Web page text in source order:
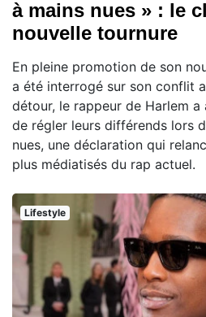
à mains nues » : le
nouvelle tournure
En pleine promotion de son
a été interrogé sur son conflit
détour, le rappeur de Harlem
de régler leurs différends lors
nues, une déclaration qui
plus médiatisés du rap actuel.
Lifestyle